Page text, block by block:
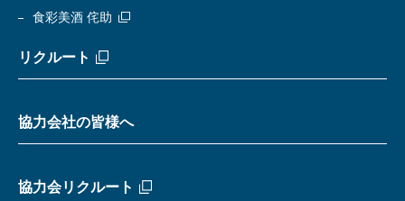
食彩美酒 侘助
リクルート
協力会社の皆様へ
協力会リクルート